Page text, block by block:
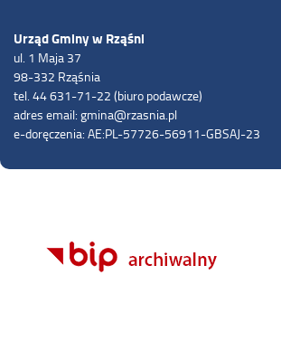
Urząd Gminy w Rząśni
ul. 1 Maja 37
98-332 Rząśnia
tel. 44 631-71-22 (biuro podawcze)
adres email: gmina@rzasnia.pl
e-doręczenia: AE:PL-57726-56911-GBSAJ-23